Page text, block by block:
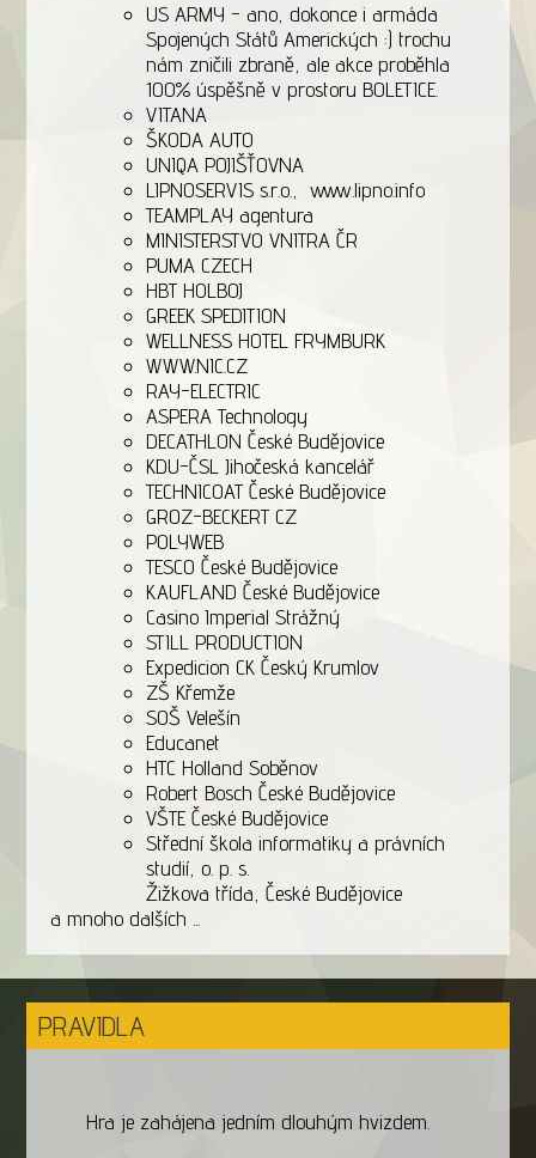
US ARMY - ano, dokonce i armáda
Spojených Států Amerických :) trochu
nám zničili zbraně, ale akce proběhla
100% úspěšně v prostoru BOLETICE.
VITANA
ŠKODA AUTO
UNIQA POJIŠŤOVNA
LIPNOSERVIS s.r.o., www.lipno.info
TEAMPLAY agentura
MINISTERSTVO VNITRA ČR
PUMA CZECH
HBT HOLBOJ
GREEK SPEDITION
WELLNESS HOTEL FRYMBURK
WWW.NIC.CZ
RAY-ELECTRIC
ASPERA Technology
DECATHLON České Budějovice
KDU-ČSL Jihočeská kancelář
TECHNICOAT České Budějovice
GROZ-BECKERT CZ
POLYWEB
TESCO České Budějovice
KAUFLAND České Budějovice
Casino Imperial Strážný
STILL PRODUCTION
Expedicion CK Český Krumlov
ZŠ Křemže
SOŠ Velešín
Educanet
HTC Holland Soběnov
Robert Bosch České Budějovice
VŠTE České Budějovice
Střední škola informatiky a právních
studií, o. p. s.
Žižkova třída, České Budějovice
a mnoho dalších ...
PRAVIDLA
Hra je zahájena jedním dlouhým hvizdem.